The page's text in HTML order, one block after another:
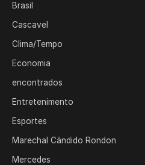
Brasil
Cascavel
Clima/Tempo
Economia
encontrados
Entretenimento
Esportes
Marechal Cândido Rondon
Mercedes